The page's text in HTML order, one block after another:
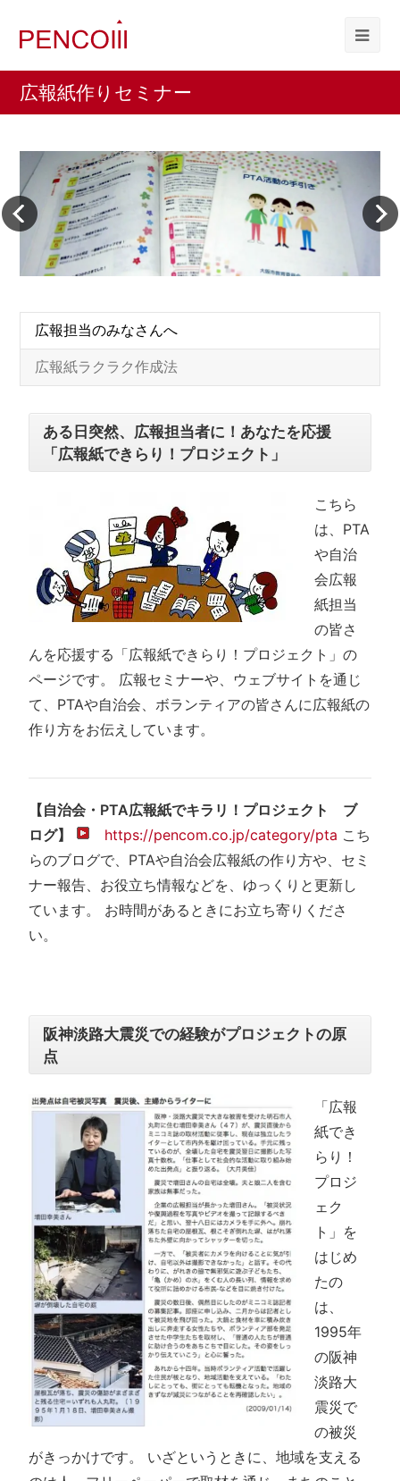
広報紙作りセミナー
広報担当のみなさんへ
広報紙ラクラク作成法
ある日突然、広報担当者に！あなたを応援
「広報紙できらり！プロジェクト」
こちら
は、PTA
や自治
会広報
紙担当
の皆さ
んを応援する「広報紙できらり！プロジェクト」の
ページです。 広報セミナーや、ウェブサイトを通じ
て、PTAや自治会、ボランティアの皆さんに広報紙の
作り方をお伝えしています。
【自治会・PTA広報紙でキラリ！プロジェクト ブ
ログ】
https://pencom.co.jp/category/pta こち
らのブログで、PTAや自治会広報紙の作り方や、セミ
ナー報告、お役立ち情報などを、ゆっくりと更新し
ています。 お時間があるときにお立ち寄りくださ
い。
阪神淡路大震災での経験がプロジェクトの原
点
「広報
紙でき
らり！
プロジ
ェク
ト」を
はじめ
たの
は、
1995年
の阪神
淡路大
震災で
の被災
がきっかけです。 いざというときに、地域を支える